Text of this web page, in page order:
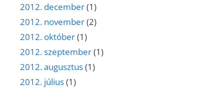
2012. december(1)
2012. november(2)
2012. október(1)
2012. szeptember(1)
2012. augusztus(1)
2012. július(1)